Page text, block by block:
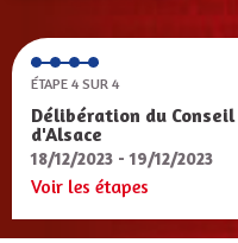
ÉTAPE 4 SUR 4
Délibération du
d'Alsace
18/12/2023 - 19/12/2023
Voir les étapes